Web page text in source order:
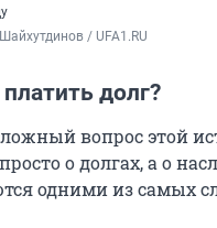
/ UFA1.RU
долг?
вопрос этой
о долгах, а о
одними из самых